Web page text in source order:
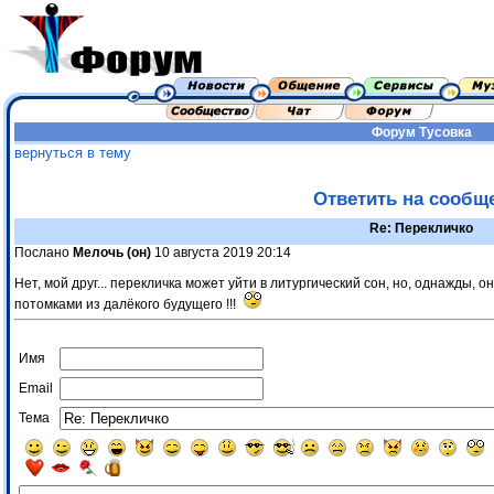
Форум Тусовка
вернуться в тему
Ответить на
Re: Перекличко
Послано Мелочь (он) 10 августа 2019 20:14
Нет, мой друг... перекличка может уйти в литургический сон, но, однажды,
потомками из далёкого будущего !!!
Имя
Email
Тема